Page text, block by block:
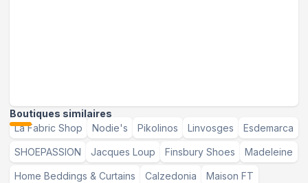
Boutiques similaires
La Fabric Shop
Nodie's Pikolinos Linvosges Esdemarca
SHOEPASSION Jacques Loup Finsbury Shoes Madeleine
Home Beddings & Curtains Calzedonia Maison FT